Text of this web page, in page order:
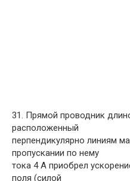
31. Прямой проводник
расположенный
перпендикулярно линиям
пропускании по нему
тока 4 А приобрел
поля (силой